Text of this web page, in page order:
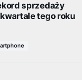
sprzedaży
tego roku